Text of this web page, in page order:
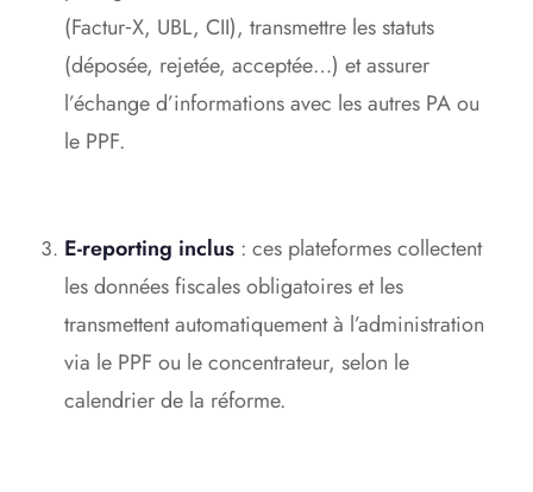
(Factur‑X, UBL, CII), transmettre les statuts
(déposée, rejetée, acceptée…) et assurer
l’échange d’informations avec les autres PA ou
le PPF.
E-reporting inclus : ces plateformes collectent
les données fiscales obligatoires et les
transmettent automatiquement à l’administration
via le PPF ou le concentrateur, selon le
calendrier de la réforme.